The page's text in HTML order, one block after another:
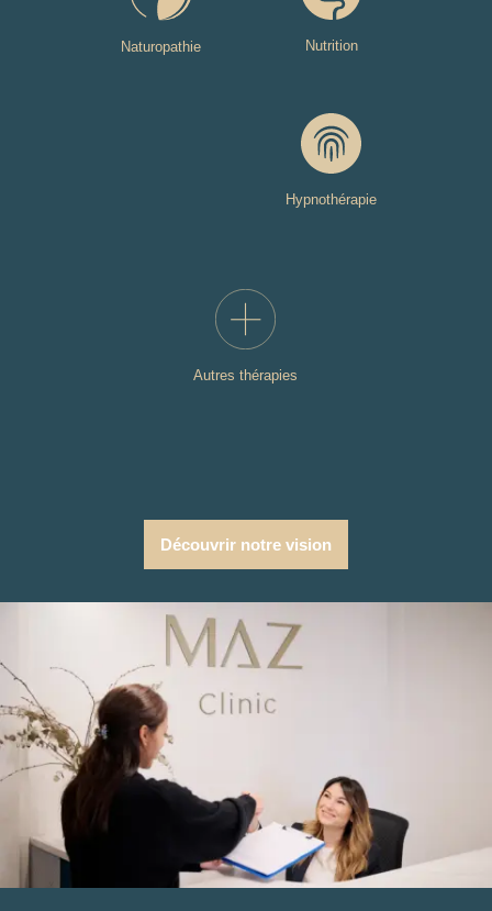
Naturopathie Nutrition
Hypnothérapie
Autres thérapies
Découvrir notre vision